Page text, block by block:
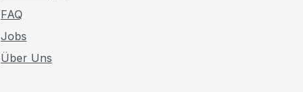
FAQ
Jobs
Über Uns